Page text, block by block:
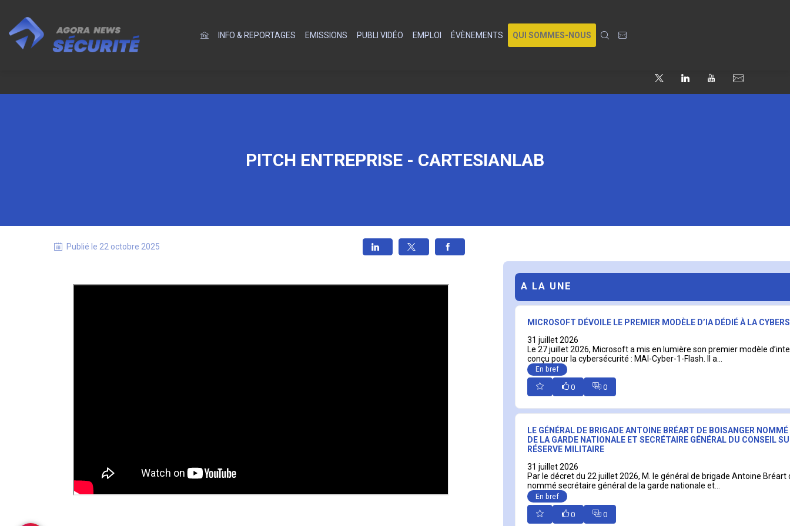
INFO & REPORTAGES EMISSIONS PUBLI VIDÉO EMPLOI ÉVÈNEMENTS QUI SOMMES-NOUS
PITCH ENTREPRISE - CARTESIANLAB
Publié le 22 octobre 2025
A LA UNE
MICROSOFT DÉVOILE LE PREMIER MODÈLE D’IA DÉDIÉ À LA
31 juillet 2026
Le 27 juillet 2026, Microsoft a mis en lumière son premier modèle
conçu pour la cybersécurité : MAI-Cyber-1-Flash. Il a...
En bref
0 0
LE GÉNÉRAL DE BRIGADE ANTOINE BRÉART DE BOISANGER
DE LA GARDE NATIONALE ET SECRÉTAIRE GÉNÉRAL DU CONSEIL
RÉSERVE MILITAIRE
31 juillet 2026
Par le décret du 22 juillet 2026, M. le général de brigade Antoine Bréart
nommé secrétaire général de la garde nationale et...
En bref
0 0